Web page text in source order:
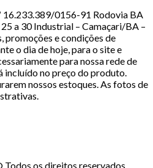
16.233.389/0156-91 Rodovia BA
a 30 Industrial – Camaçari/BA –
promoções e condições de
o dia de hoje, para o site e
para nossa rede de
incluído no preço do produto.
nossos estoques. As fotos de
os direitos reservados